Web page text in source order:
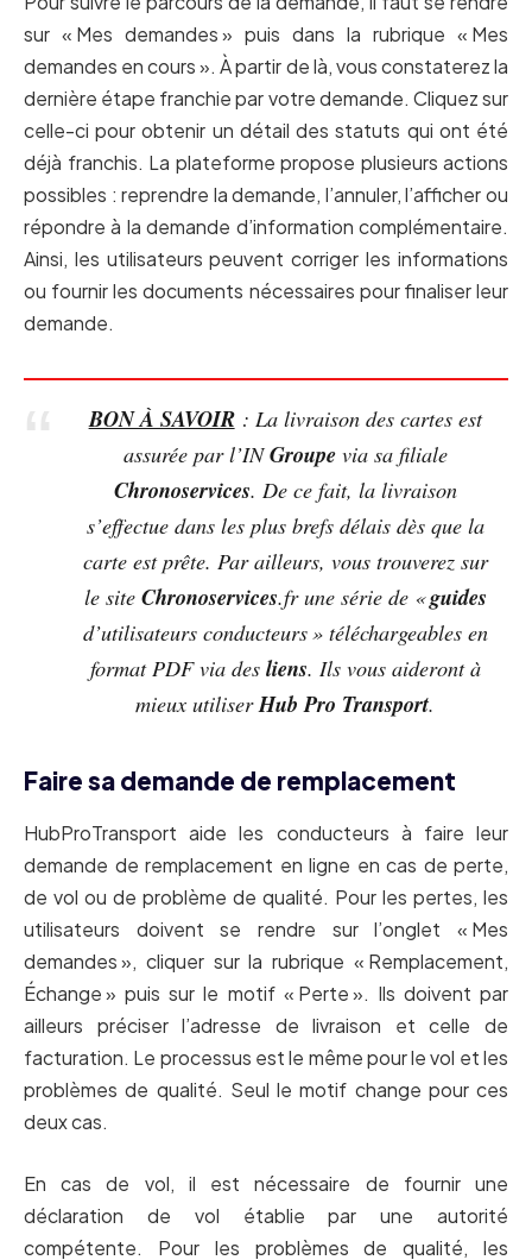
sur « Mes demandes » puis dans la rubrique « Mes
demandes en cours ». À partir de là, vous constaterez la
dernière étape franchie par votre demande. Cliquez sur
celle-ci pour obtenir un détail des statuts qui ont été
déjà franchis. La plateforme propose plusieurs actions
possibles : reprendre la demande, l’annuler, l’afficher ou
répondre à la demande d’information complémentaire.
Ainsi, les utilisateurs peuvent corriger les informations
ou fournir les documents nécessaires pour finaliser leur
demande.
BON À SAVOIR: La livraison des cartes est
assurée par l’INGroupevia sa filiale
Chronoservices. De ce fait, la livraison
s’effectue dans les plus brefs délais dès que la
carte est prête. Par ailleurs, vous trouverez sur
le site Chronoservices.fr une série de «guides
d’utilisateurs conducteurs » téléchargeables en
format PDF via des liens. Ils vous aideront à
mieux utiliserHub Pro Transport.
Faire sa demande de remplacement
HubProTransport aide les conducteurs à faire leur
demande de remplacement en ligne en cas de perte,
de vol ou de problème de qualité. Pour les pertes, les
utilisateurs doivent se rendre sur l’onglet « Mes
demandes », cliquer sur la rubrique « Remplacement,
Échange » puis sur le motif « Perte ». Ils doivent par
ailleurs préciser l’adresse de livraison et celle de
facturation. Le processus est le même pour le vol et les
problèmes de qualité. Seul le motif change pour ces
deux cas.
En cas de vol, il est nécessaire de fournir une
déclaration de vol établie par une autorité
compétente. Pour les problèmes de qualité, les